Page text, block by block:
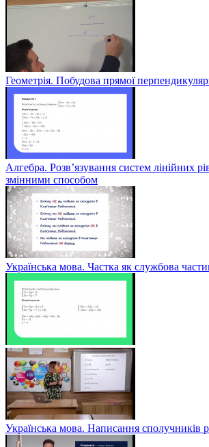
Геометрія. Побудова прямої
Алгебра. Розв’язування систем лінійних
змінними способом
Українська мова. Частка як службова
Українська мова. Написання сполучників